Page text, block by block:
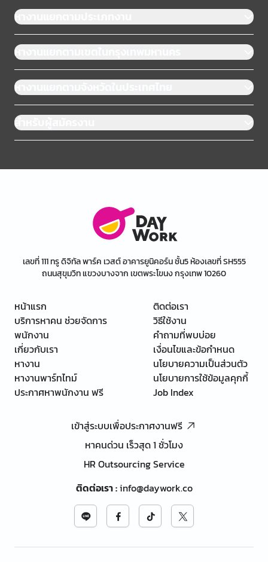
หางานแยกตามประเภทงาน
หางานแยกตามเขตในกรุงเทพมหานคร
หางานแยกตามจังหวัดในประเทศไทย
สำหรับผู้สมัครงาน
เลขที่ 111 ทรู ดิจิทัล พาร์ค เวสต์ อาคารยูนิคอร์น ชั้น5 ห้องเลขที่ SH555
ถนนสุขุมวิท แขวงบางจาก เขตพระโขนง กรุงเทพ 10260
หน้าแรก
บริการหาคน ช่วยจัดการ
พนักงาน
เกี่ยวกับเรา
หางาน
หางานพาร์ทไทม์
ประกาศหาพนักงาน ฟรี
ติดต่อเรา
วิธีใช้งาน
คำถามที่พบบ่อย
เงื่อนไขและข้อกำหนด
นโยบายความเป็นส่วนตัว
นโยบายการใช้ข้อมูลคุกกี้
Job Index
เข้าสู่ระบบเพื่อประกาศงานฟรี
หาคนด่วน เร็วสุด 1 ชั่วโมง
HR Outsourcing Service
ติดต่อเรา:info@daywork.co